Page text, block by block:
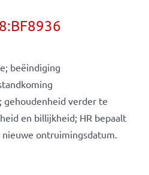
beëindiging
gehoudenheid verder te
en billijkheid; HR bepaalt
ontruimingsdatum.